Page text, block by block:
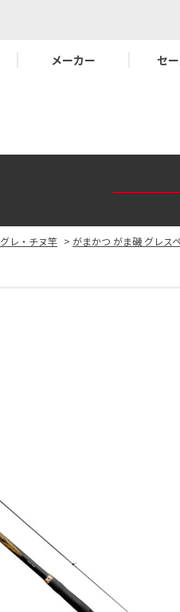
メーカー セ
グレ・チヌ竿 > がまかつ がま磯 グレス